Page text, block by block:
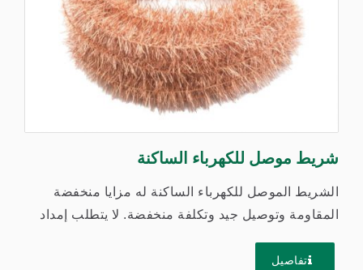
شريط موصل للكهرباء الساكنة
الشريط الموصل للكهرباء الساكنة له مزايا منخفضة
المقاومة وتوصيل جيد وتكلفة منخفضة. لا يتطلب إمداد
تفاصيل